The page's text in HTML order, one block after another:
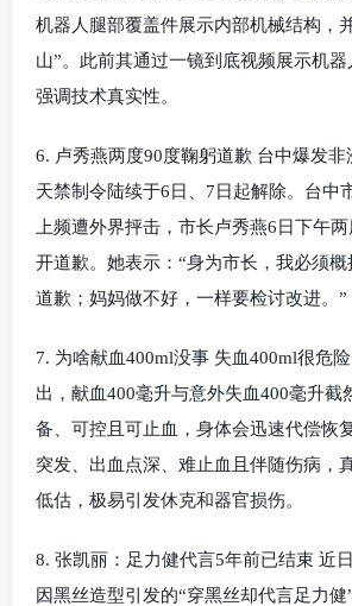
机器人腿部覆盖件展示内部机械结构，
山”。此前其通过一镜到底视频展示机器
强调技术真实性。
6. 卢秀燕两度90度鞠躬道歉 台中爆发非
天禁制令陆续于6日、7日起解除。台中
上频遭外界抨击，市长卢秀燕6日下午
开道歉。她表示：“身为市长，我必须
道歉；妈妈做不好，一样要检讨改进。”
7. 为啥献血400ml没事 失血400ml很危
出，献血400毫升与意外失血400毫升截
备、可控且可止血，身体会迅速代偿恢
突发、出血点深、难止血且伴随伤病，
低估，极易引发休克和器官损伤。
8. 张凯丽：足力健代言5年前已结束 近
因黑丝造型引发的“穿黑丝却代言足力